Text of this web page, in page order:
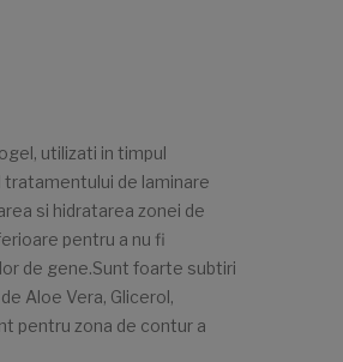
utilizati in timpul
tratamentului de laminare
si hidratarea zonei de
pentru a nu fi
de gene.Sunt foarte subtiri
Aloe Vera, Glicerol,
pentru zona de contur a